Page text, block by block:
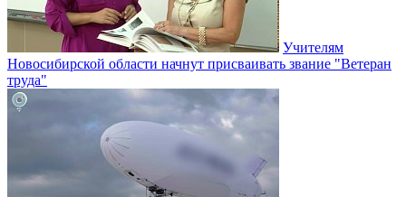
Учителям
Новосибирской области начнут присваивать звание "Ветеран
труда"